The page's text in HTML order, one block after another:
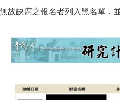
故缺席之報名者列入黑名單